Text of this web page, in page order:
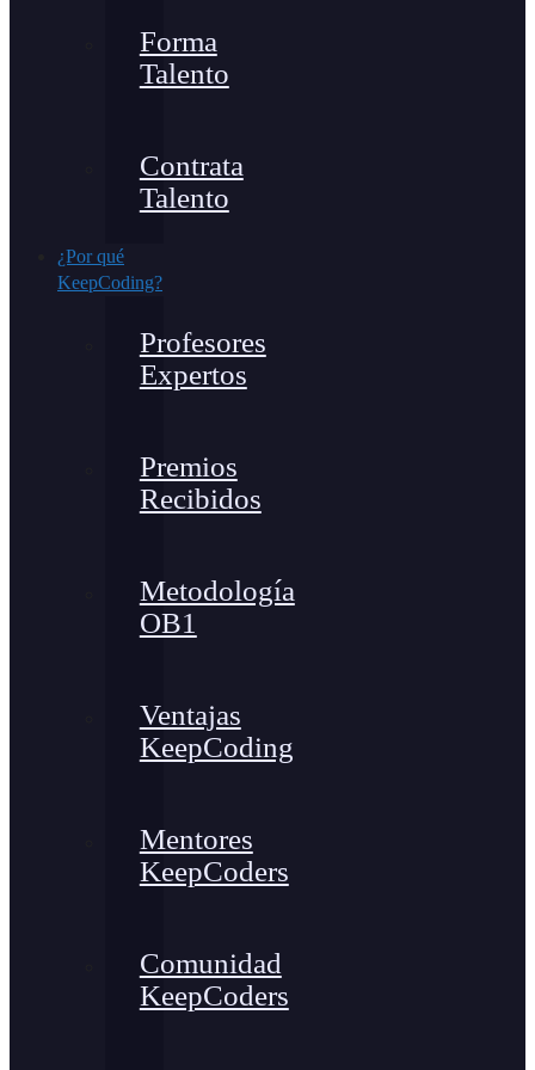
Forma
Talento
Contrata
Talento
¿Por qué
KeepCoding?
Profesores
Expertos
Premios
Recibidos
Metodología
OB1
Ventajas
KeepCoding
Mentores
KeepCoders
Comunidad
KeepCoders